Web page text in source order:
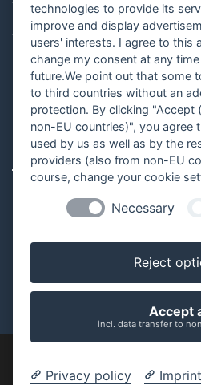
Retouren
Blog
Vertrag widerrufen
¹Gilt für Lieferungen nach
und Informationen zur Berechnung
IMPRESSUM
Pay
Pay
technologies to provide its
improve and display
users' interests. I agree to this
change my consent at any
future.We point out that some
to third countries without an
protection. By clicking "Accept
non-EU countries)", you agree
used by us as well as by the
providers (also from non-EU
course, change your cookie
Necessary
Reject
Accept
incl. data transfer to
Privacy policy Imprint